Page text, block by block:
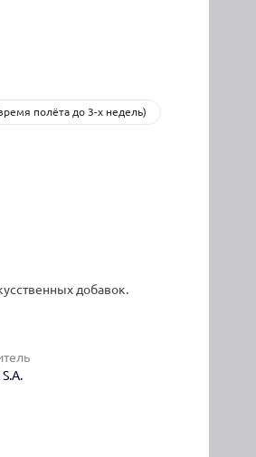
полёта до 3-х недель)
добавок.